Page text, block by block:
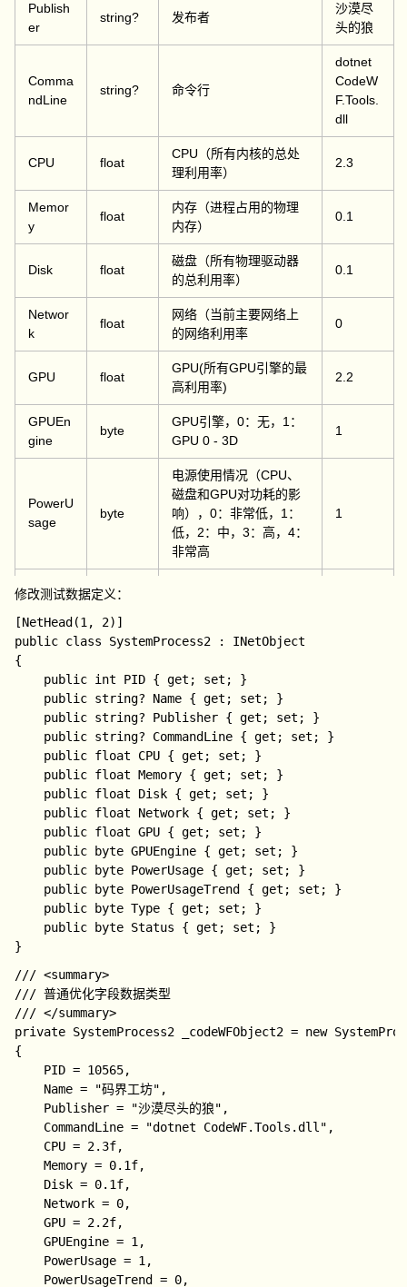
Publish
er
string? 发布者
沙漠尽
头的狼
Comma
ndLine
string? 命令行
dotnet
CodeW
F.Tools.
dll
CPU float
CPU（所有内核的总处
理利用率）
2.3
Memor
y
float
内存（进程占用的物理
内存）
0.1
Disk float
磁盘（所有物理驱动器
的总利用率）
0.1
Networ
k
float
网络（当前主要网络上
的网络利用率
0
GPU float
GPU(所有GPU引擎的最
高利用率)
2.2
GPUEn
gine
byte
GPU引擎，0：无，1：
GPU 0 - 3D
1
PowerU
sage
byte
电源使用情况（CPU、
磁盘和GPU对功耗的影
响），0：非常低，1：
低，2：中，3：高，4：
非常高
1
PowerU
sageTr
end
byte
0：非常低，1：低，2：
Type byte
进程类型，0：应用，
1：后台进程
Status byte
进程状态，0：正常运
行，1：效率模式，2：
挂起
修改测试数据定义：
[NetHead(1, 2)]
public class SystemProcess2 : INetObject
{
    public int PID { get; set; }
    public string? Name { get; set; }
    public string? Publisher { get; set; }
    public string? CommandLine { get; set; }
    public float CPU { get; set; }
    public float Memory { get; set; }
    public float Disk { get; set; }
    public float Network { get; set; }
    public float GPU { get; set; }
    public byte GPUEngine { get; set; }
    public byte PowerUsage { get; set; }
    public byte PowerUsageTrend { get; set; }
    public byte Type { get; set; }
    public byte Status { get; set; }
/// <summary>
/// 普通优化字段数据类型
/// </summary>
private SystemProcess2 _codeWFObject2 = new
{
    PID = 10565,
    Name = "码界工坊",
    Publisher = "沙漠尽头的狼",
    CommandLine = "dotnet CodeWF.Tools.dll",
    CPU = 2.3f,
    Memory = 0.1f,
    Disk = 0.1f,
    Network = 0,
    GPU = 2.2f,
    GPUEngine = 1,
    PowerUsage = 1,
    PowerUsageTrend = 0,